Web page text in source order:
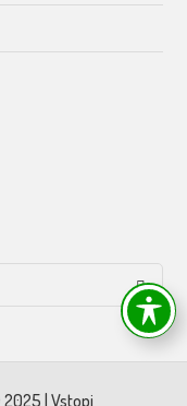
2025 | Vstopi